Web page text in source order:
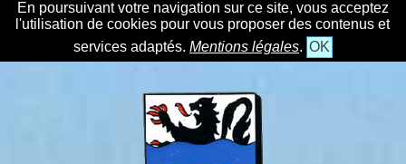
En poursuivant votre navigation sur ce site, vous acceptez
l'utilisation de cookies pour vous proposer des contenus et
services adaptés. Mentions légales. OK